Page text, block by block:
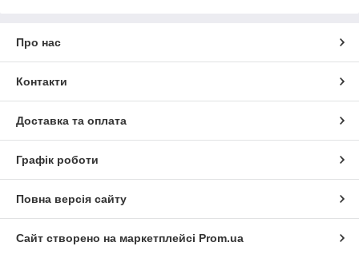
Про нас
Контакти
Доставка та оплата
Графік роботи
Повна версія сайту
Сайт створено на маркетплейсі Prom.ua